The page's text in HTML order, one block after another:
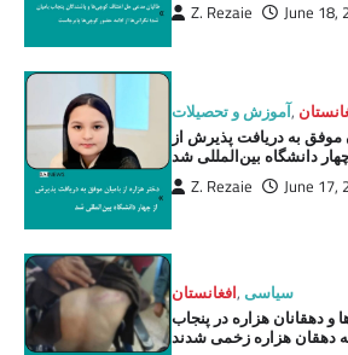
Z. Rezaie June 18,
آموزش و تحصیلات,
موفق به دریافت پذیرش از
دانشگاه بین‌المللی شد
Z. Rezaie June 17,
افغانستان,سیاسی
و دهقانان هزاره در پنجاب
دهقان هزاره زخمی شدند